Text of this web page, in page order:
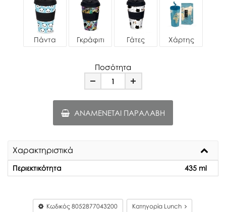
Πάντα Γκράφιτι Γάτες Χάρτης
Ποσότητα
Minus Plus
ΑΝΑΜΈΝΕΤΑΙ ΠΑΡΑΛΑΒΉ
Χαρακτηριστικά
Περιεκτικότητα 435 ml
Κωδικός 8052877043200 Κατηγορία Lunch